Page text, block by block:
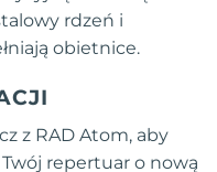
rdzeń i
obietnice.
z RAD Atom, aby
Twój repertuar o nową